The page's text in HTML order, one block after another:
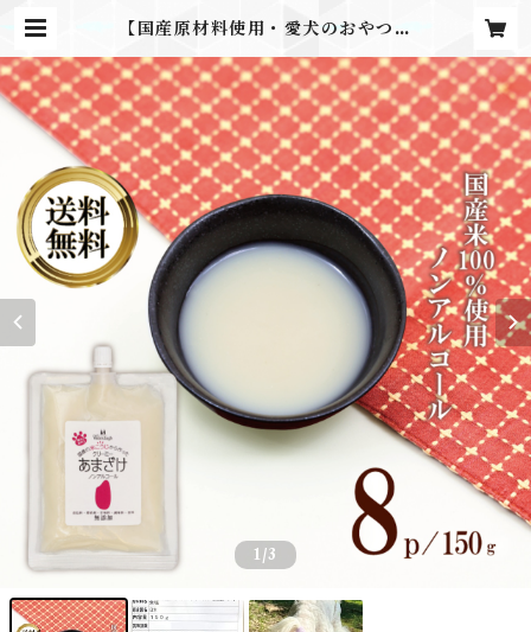
【国産原材料使用・愛犬のおやつ】
添加 愛犬のおやつ】Wanday's
（ワンデーズ） Online Shop
1 /3